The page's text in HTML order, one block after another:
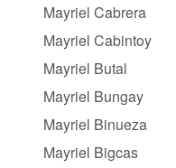
Mayriel Cabrera
Mayriel Cabintoy
Mayriel Butal
Mayriel Bungay
Mayriel Binueza
Mayriel Bigcas